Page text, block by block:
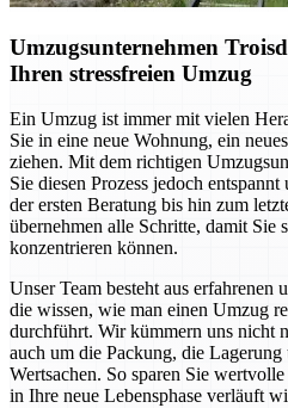
Umzugsunternehmen
Ihren stressfreien Umzug
Ein Umzug ist immer mit vielen
Sie in eine neue Wohnung, ein
ziehen. Mit dem richtigen
Sie diesen Prozess jedoch
der ersten Beratung bis hin zum
übernehmen alle Schritte, damit Sie
konzentrieren können.
Unser Team besteht aus erfahrenen
die wissen, wie man einen Umzug
durchführt. Wir kümmern uns nicht
auch um die Packung, die
Wertsachen. So sparen Sie
in Ihre neue Lebensphase verläuft